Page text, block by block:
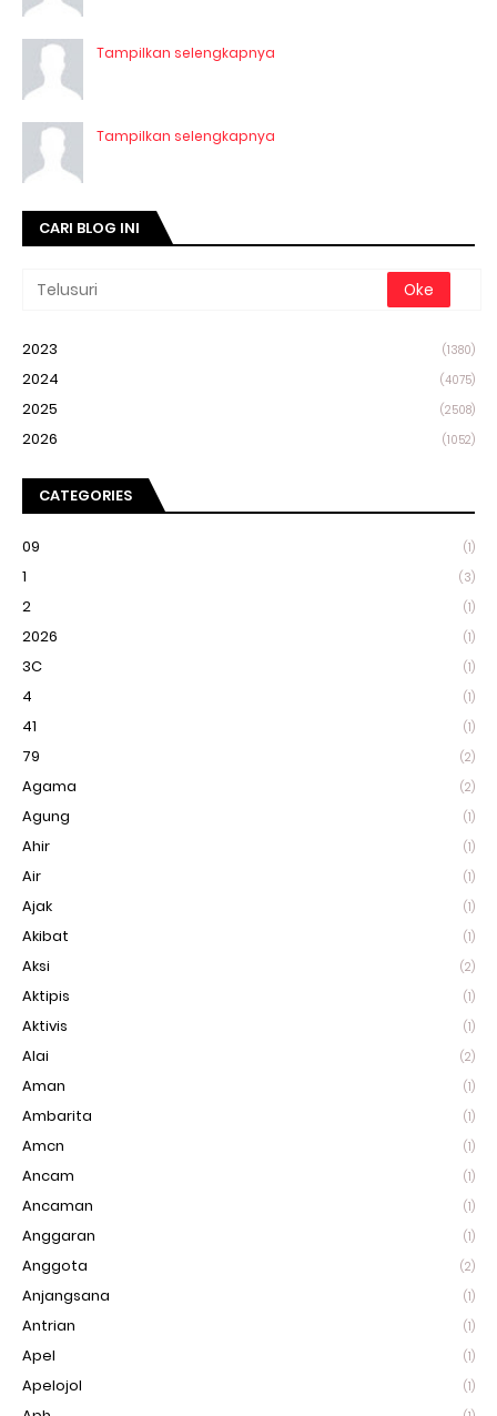
Tampilkan selengkapnya
Tampilkan selengkapnya
CARI BLOG INI
2023 (1380)
2024 (4075)
2025 (2508)
2026 (1052)
CATEGORIES
09 (1)
1 (3)
2 (1)
2026 (1)
3C (1)
4 (1)
41 (1)
79 (2)
Agama (2)
Agung (1)
Ahir (1)
Air (1)
Ajak (1)
Akibat (1)
Aksi (2)
Aktipis (1)
Aktivis (1)
Alai (2)
Aman (1)
Ambarita (1)
Amcn (1)
Ancam (1)
Ancaman (1)
Anggaran (1)
Anggota (2)
Anjangsana (1)
Antrian (1)
Apel (1)
Apelojol (1)